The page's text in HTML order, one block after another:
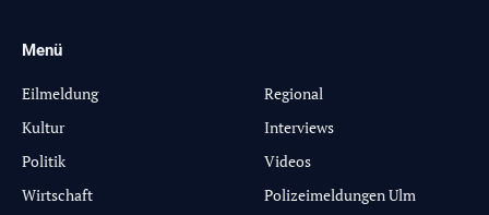
Menü
Eilmeldung
Kultur
Politik
Wirtschaft
Regional
Interviews
Videos
Polizeimeldungen Ulm